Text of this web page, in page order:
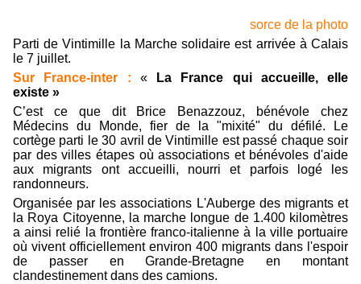
sorce de la photo
Parti de Vintimille la Marche solidaire est arrivée à Calais
le 7 juillet.
Sur France-inter : «La France qui accueille, elle
existe »
C’est ce que dit Brice Benazzouz, bénévole chez
Médecins du Monde, fier de la "mixité" du défilé. Le
cortège parti le 30 avril de Vintimille est passé chaque soir
par des villes étapes où associations et bénévoles d'aide
aux migrants ont accueilli, nourri et parfois logé les
randonneurs.
Organisée par les associations L'Auberge des migrants et
la Roya Citoyenne, la marche longue de 1.400 kilomètres
a ainsi relié la frontière franco-italienne à la ville portuaire
où vivent officiellement environ 400 migrants dans l'espoir
de passer en Grande-Bretagne en montant
clandestinement dans des camions.